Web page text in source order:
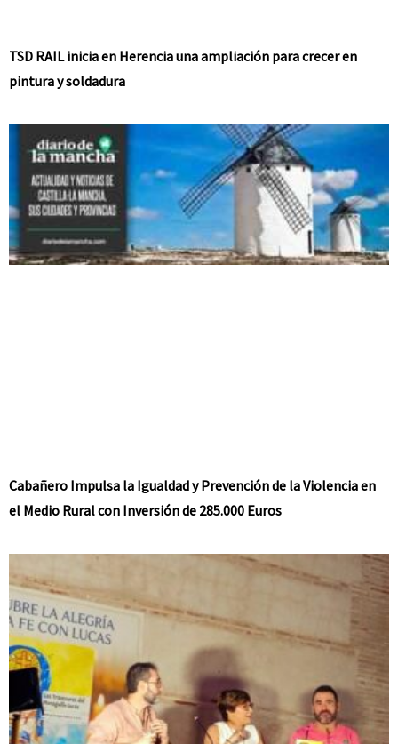
TSD RAIL inicia en Herencia una ampliación para crecer en
pintura y soldadura
Cabañero Impulsa la Igualdad y Prevención de la Violencia en
el Medio Rural con Inversión de 285.000 Euros